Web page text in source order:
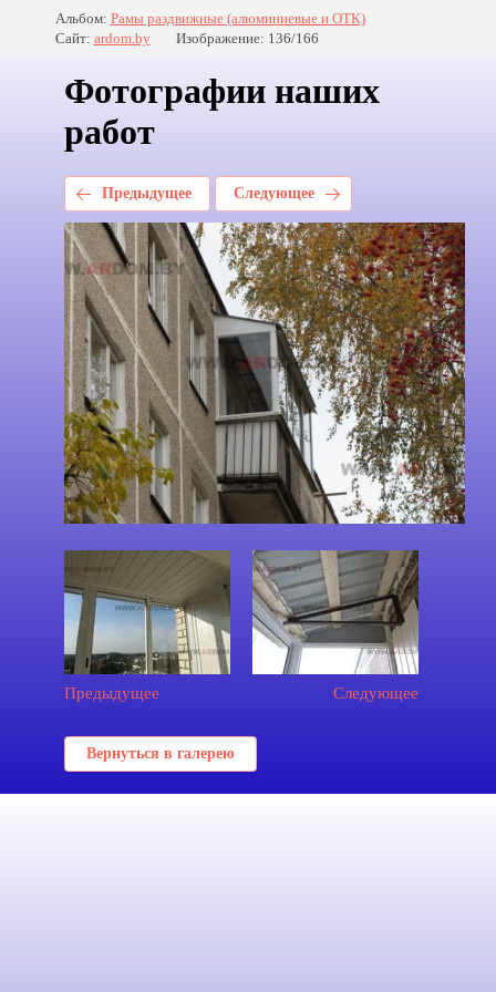
Альбом: Рамы раздвижные (алюминиевые и ОТК)
Сайт: ardom.by Изображение: 136/166
Фотографии наших
работ
Предыдущее Следующее
Предыдущее Следующее
Вернуться в галерею